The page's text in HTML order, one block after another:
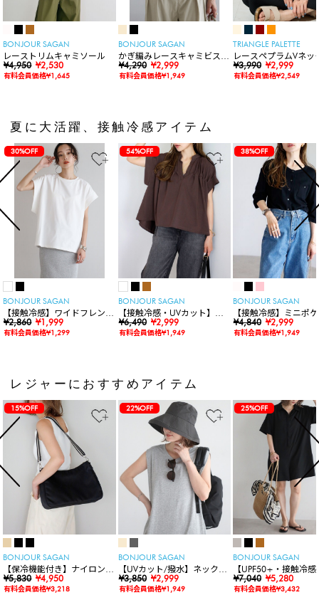
BONJOUR SAGAN
レーストリムキャミソール
¥4,950 ¥2,530
有料会員価格¥1,645
BONJOUR SAGAN
かぎ編みレースキャミビスチ
ェ
¥4,290 ¥2,999
有料会員価格¥1,949
TRIANGLE PALETTE
レースペプラムVネッ
ト
¥3,990 ¥2,999
有料会員価格¥2,549
夏に大活躍、接触冷感アイテム
30%OFF
BONJOUR SAGAN
【接触冷感】ワイドフレンチ
スリーブTシャツ
¥2,860 ¥1,999
有料会員価格¥1,299
54%OFF
BONJOUR SAGAN
【接触冷感・UVカット】シ
ャーリングスキッパートップ
ス
¥6,490 ¥2,999
有料会員価格¥1,949
38%OFF
BONJOUR SAGAN
【接触冷感】ミニポ
袖ニットカーディガン
¥4,840 ¥2,999
有料会員価格¥1,949
レジャーにおすすめアイテム
15%OFF
BONJOUR SAGAN
【保冷機能付き】ナイロンシ
ョルダーバッグ
¥5,830 ¥4,950
有料会員価格¥3,218
22%OFF
BONJOUR SAGAN
【UVカット/撥水】ネックカ
バー付きワイドリムハット
¥3,850 ¥2,999
有料会員価格¥1,949
25%OFF
BONJOUR SAGAN
【UPF50+・接触冷感
水】【水陸両用】ラ
ードロンパース
¥7,040 ¥5,280
有料会員価格¥3,432